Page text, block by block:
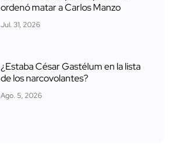
ordenó matar a Carlos Manzo
Jul. 31, 2026
¿Estaba César Gastélum en la lista
de los narcovolantes?
Ago. 5, 2026